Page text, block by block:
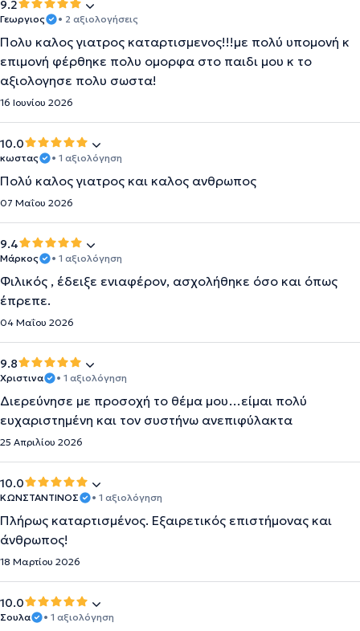
9.2
Γεωργιος • 2 αξιολογήσεις
Πολυ καλος γιατρος καταρτισμενος!!!με πολύ υπομονή κ
επιμονή φέρθηκε πολυ ομορφα στο παιδι μου κ το
αξιολογησε πολυ σωστα!
16 Ιουνίου 2026
10.0
κωστας • 1 αξιολόγηση
Πολύ καλος γιατρος και καλος ανθρωπος
07 Μαΐου 2026
9.4
Μάρκος • 1 αξιολόγηση
Φιλικός , έδειξε ενιαφέρον, ασχολήθηκε όσο και όπως
έπρεπε.
04 Μαΐου 2026
9.8
Χριστινα • 1 αξιολόγηση
Διερεύνησε με προσοχή το θέμα μου…είμαι πολύ
ευχαριστημένη και τον συστήνω ανεπιφύλακτα
25 Απριλίου 2026
10.0
ΚΩΝΣΤΑΝΤΙΝΟΣ • 1 αξιολόγηση
Πλήρως καταρτισμένος. Εξαιρετικός επιστήμονας και
άνθρωπος!
18 Μαρτίου 2026
10.0
Σουλα • 1 αξιολόγηση